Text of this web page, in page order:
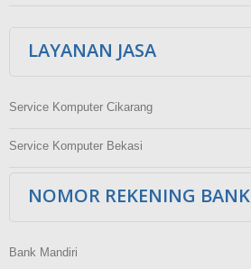
LAYANAN JASA
Service Komputer Cikarang
Service Komputer Bekasi
NOMOR REKENING BANK
Bank Mandiri